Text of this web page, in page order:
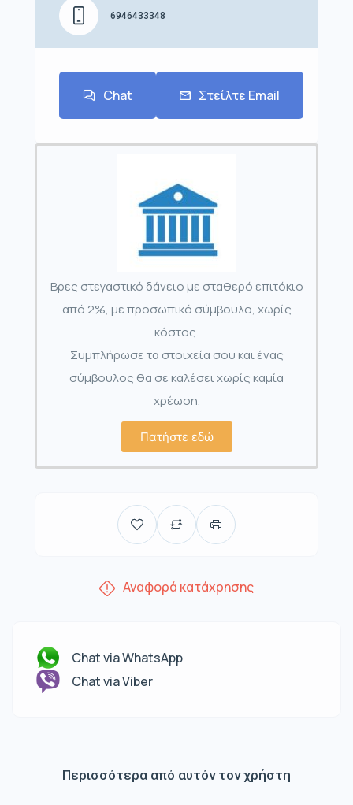
6946433348
Chat Στείλτε Email
Βρες στεγαστικό δάνειο με σταθερό επιτόκιο
από 2%, με προσωπικό σύμβουλο, χωρίς
κόστος.
Συμπλήρωσε τα στοιχεία σου και ένας
σύμβουλος θα σε καλέσει χωρίς καμία
χρέωση.
Πατήστε εδώ
Αναφορά κατάχρησης
Chat via WhatsApp
Chat via Viber
Περισσότερα από αυτόν τον χρήστη